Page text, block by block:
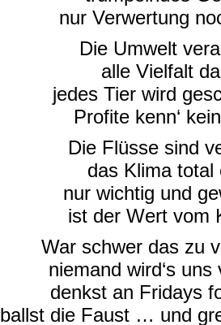
nur Verwertung
Die Umwelt
alle Vielfalt
jedes Tier wird
Profite kenn‘
Die Flüsse sind
das Klima total
nur wichtig und
ist der Wert vom
War schwer das zu
niemand wird‘s uns
denkst an Fridays
ballst die Faust … und